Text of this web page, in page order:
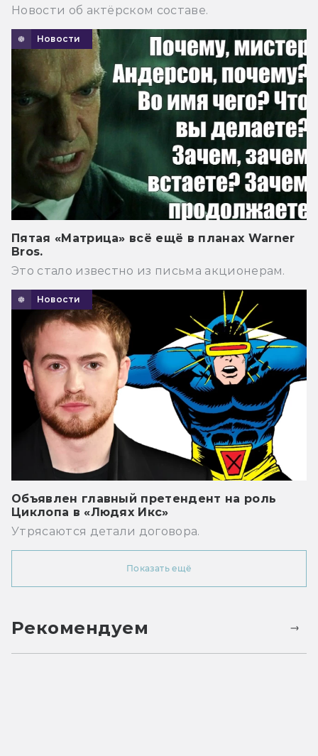
Новости об актёрском составе.
Новости
Пятая «Матрица» всё ещё в планах Warner
Bros.
Это стало известно из письма акционерам.
Новости
Объявлен главный претендент на роль
Циклопа в «Людях Икс»
Утрясаются детали договора.
Показать ещё
Рекомендуем